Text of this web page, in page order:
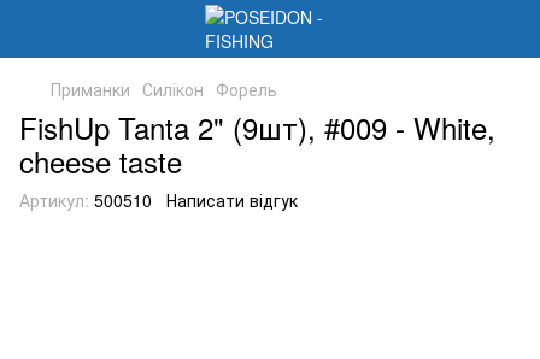
Приманки Силікон Форель
FishUp Tanta 2" (9шт), #009 - White,
cheese taste
Артикул: 500510 Написати відгук